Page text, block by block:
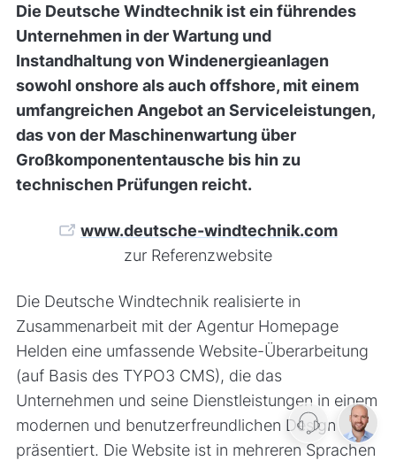
Die Deutsche Windtechnik ist ein führendes
Unternehmen in der Wartung und
Instandhaltung von Windenergieanlagen
sowohl onshore als auch offshore, mit einem
umfangreichen Angebot an Serviceleistungen,
das von der Maschinenwartung über
Großkomponententausche bis hin zu
technischen Prüfungen reicht.
www.deutsche-windtechnik.com
zur Referenzwebsite
Die Deutsche Windtechnik realisierte in
Zusammenarbeit mit der Agentur Homepage
Helden eine umfassende Website-Überarbeitung
(auf Basis des TYPO3 CMS), die das
Unternehmen und seine Dienstleistungen in einem
modernen und benutzerfreundlichen Design
präsentiert. Die Website ist in mehreren Sprachen